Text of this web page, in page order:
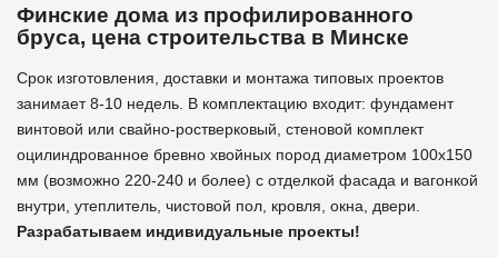
Финские дома из профилированного
бруса, цена строительства в Минске
Срок изготовления, доставки и монтажа типовых проектов
занимает 8-10 недель. В комплектацию входит: фундамент
винтовой или свайно-ростверковый, стеновой комплект
оцилиндрованное бревно хвойных пород диаметром 100х150
мм (возможно 220-240 и более) с отделкой фасада и вагонкой
внутри, утеплитель, чистовой пол, кровля, окна, двери.
Разрабатываем индивидуальные проекты!